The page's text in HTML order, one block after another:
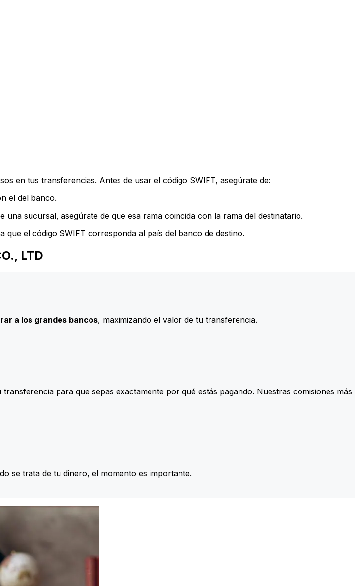
en tus transferencias. Antes de usar el código SWIFT, asegúrate de:
el del banco.
una sucursal, asegúrate de que esa rama coincida con la rama del destinatario.
que el código SWIFT corresponda al país del banco de destino.
LTD
a los grandes bancos, maximizando el valor de tu transferencia.
para que sepas exactamente por qué estás pagando. Nuestras comisiones más
se trata de tu dinero, el momento es importante.